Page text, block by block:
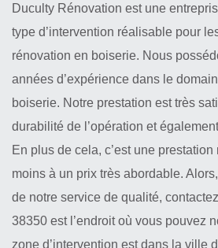
Duculty Rénovation est une
type d’intervention réalisable pour
rénovation en boiserie. Nous
années d’expérience dans le
boiserie. Notre prestation est très
durabilité de l’opération et
En plus de cela, c’est une
moins à un prix très abordable.
de notre service de qualité,
38350 est l’endroit où vous pouvez
zone d’intervention est dans la ville